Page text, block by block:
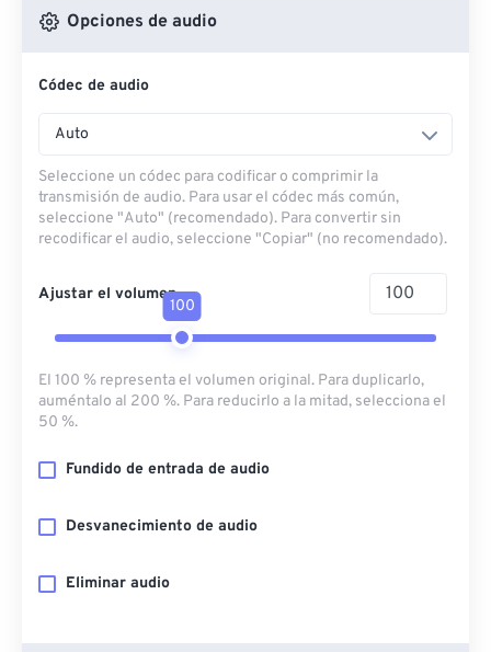
Opciones de audio
Códec de audio
Auto
Seleccione un códec para codificar o comprimir la
transmisión de audio. Para usar el códec más común,
seleccione "Auto" (recomendado). Para convertir sin
recodificar el audio, seleccione "Copiar" (no recomendado).
Ajustar el volumen
100
El 100 % representa el volumen original. Para duplicarlo,
auméntalo al 200 %. Para reducirlo a la mitad, selecciona el
50 %.
Fundido de entrada de audio
Desvanecimiento de audio
Eliminar audio